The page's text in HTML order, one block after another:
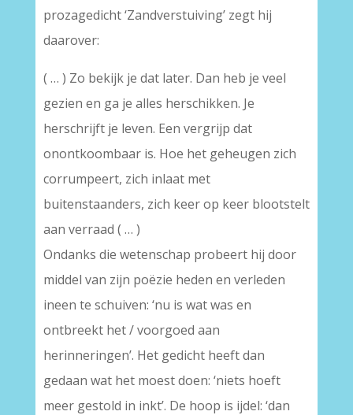
prozagedicht ‘Zandverstuiving’ zegt hij
daarover:
( … ) Zo bekijk je dat later. Dan heb je veel
gezien en ga je alles herschikken. Je
herschrijft je leven. Een vergrijp dat
onontkoombaar is. Hoe het geheugen zich
corrumpeert, zich inlaat met
buitenstaanders, zich keer op keer blootstelt
aan verraad ( … )
Ondanks die wetenschap probeert hij door
middel van zijn poëzie heden en verleden
ineen te schuiven: ‘nu is wat was en
ontbreekt het / voorgoed aan
herinneringen’. Het gedicht heeft dan
gedaan wat het moest doen: ‘niets hoeft
meer gestold in inkt’. De hoop is ijdel: ‘dan